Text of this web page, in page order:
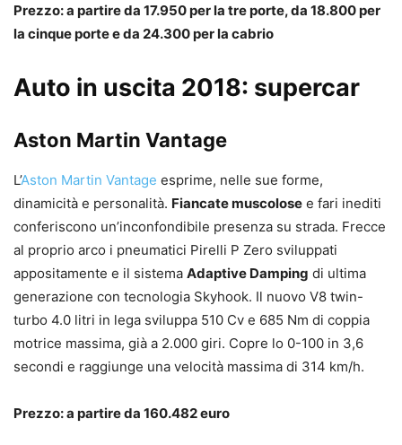
Prezzo: a partire da 17.950 per la tre porte, da 18.800 per
la cinque porte e da 24.300 per la cabrio
Auto in uscita 2018: supercar
Aston Martin Vantage
L’Aston Martin Vantage esprime, nelle sue forme,
dinamicità e personalità. Fiancate muscolose e fari inediti
conferiscono un’inconfondibile presenza su strada. Frecce
al proprio arco i pneumatici Pirelli P Zero sviluppati
appositamente e il sistema Adaptive Damping di ultima
generazione con tecnologia Skyhook. Il nuovo V8 twin-
turbo 4.0 litri in lega sviluppa 510 Cv e 685 Nm di coppia
motrice massima, già a 2.000 giri. Copre lo 0-100 in 3,6
secondi e raggiunge una velocità massima di 314 km/h.
Prezzo: a partire da 160.482 euro